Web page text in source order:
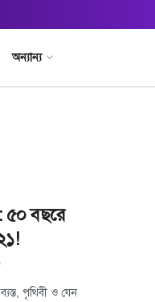
অন্যান্য
৫০ বছরে
পৃথিবী ও যেন